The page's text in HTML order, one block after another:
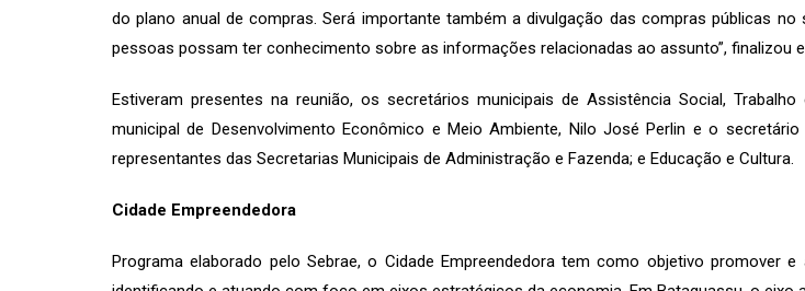
do plano anual de compras. Será importante também a divulgação das compras públicas
pessoas possam ter conhecimento sobre as informações relacionadas ao assunto”, finalizou
Estiveram presentes na reunião, os secretários municipais de Assistência Social,
municipal de Desenvolvimento Econômico e Meio Ambiente, Nilo José Perlin e o
representantes das Secretarias Municipais de Administração e Fazenda; e Educação e Cultura.
Cidade Empreendedora
Programa elaborado pelo Sebrae, o Cidade Empreendedora tem como objetivo promover